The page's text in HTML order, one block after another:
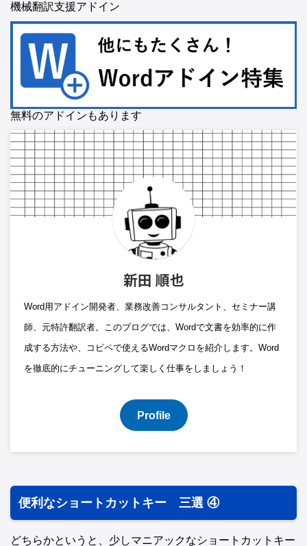
機械翻訳支援アドイン
無料のアドインもあります
新田 順也
Word用アドイン開発者、業務改善コンサルタント、セミナー講
師、元特許翻訳者。このブログでは、Wordで文書を効率的に作
成する方法や、コピペで使えるWordマクロを紹介します。Word
を徹底的にチューニングして楽しく仕事をしましょう！
Profile
便利なショートカットキー 三選 ④
どちらかというと、少しマニアックなショートカットキー